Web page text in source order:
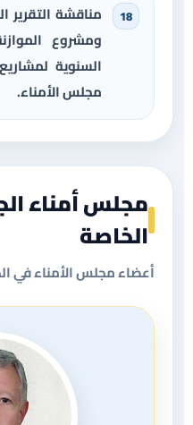
مناقشة
ومشروع
السنوية
مجلس الأمناء.
مجلس أمناء
الخاصة
أعضاء مجلس الأمناء في